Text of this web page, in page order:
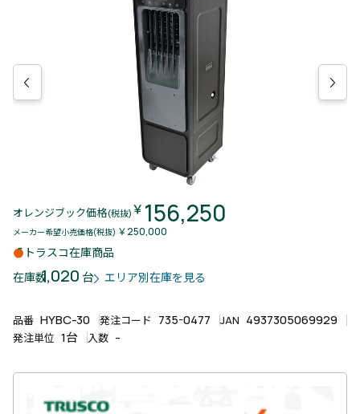
オレンジブック価格(税抜) ￥ 156,250
メーカー希望小売価格(税抜) ￥250,000
トラスコ在庫商品
在庫数1,020 台 エリア別在庫を見る
品番 HYBC-30 発注コード 735-0477 JAN 4937305069929
発注単位 1台 入数 -